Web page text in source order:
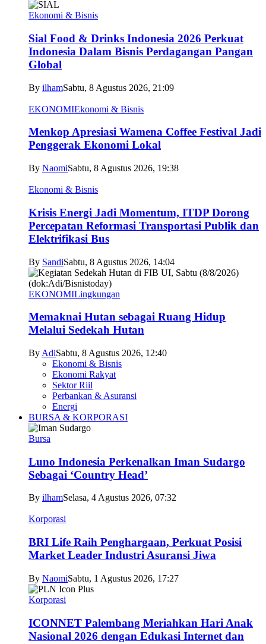
Ekonomi & Bisnis
Sial Food & Drinks Indonesia 2026 Perkuat
Indonesia Dalam Bisnis Perdagangan Pangan
Global
By ilhamSabtu, 8 Agustus 2026, 21:09
EKONOMIEkonomi & Bisnis
Menkop Apresiasi Wamena Coffee Festival Jadi
Penggerak Ekonomi Lokal
By NaomiSabtu, 8 Agustus 2026, 19:38
Ekonomi & Bisnis
Krisis Energi Jadi Momentum, ITDP Dorong
Percepatan Reformasi Transportasi Publik dan
Elektrifikasi Bus
By SandiSabtu, 8 Agustus 2026, 14:04
EKONOMILingkungan
Memaknai Hutan sebagai Ruang Hidup
Melalui Sedekah Hutan
By AdiSabtu, 8 Agustus 2026, 12:40
Ekonomi & Bisnis
Ekonomi Rakyat
Sektor Riil
Perbankan & Asuransi
Energi
BURSA & KORPORASI
Bursa
Luno Indonesia Perkenalkan Iman Sudargo
Sebagai ‘Country Head’
By ilhamSelasa, 4 Agustus 2026, 07:32
Korporasi
BRI Life Raih Penghargaan, Perkuat Posisi
Market Leader Industri Asuransi Jiwa
By NaomiSabtu, 1 Agustus 2026, 17:27
Korporasi
ICONNET Palembang Meriahkan Hari Anak
Nasional 2026 dengan Edukasi Internet dan